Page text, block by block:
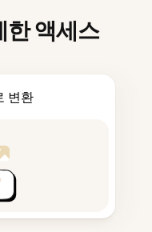
한 액세스
변환